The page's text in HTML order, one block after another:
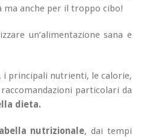
ma anche per il troppo cibo!
un’alimentazione sana e
principali nutrienti, le calorie,
particolari da
dieta.
nutrizionale, dai tempi